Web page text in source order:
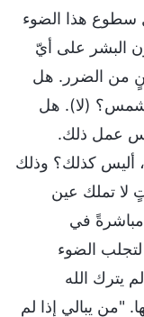
سطوع هذا الضوء
البشر على أيّ
من الضرر. هل
(لا). هل
عمل ذلك.
أليس كذلك؟ وذلك
لا تملك عين
مباشرةً في
الضوء
يترك الله
"من يبالي إذا لم